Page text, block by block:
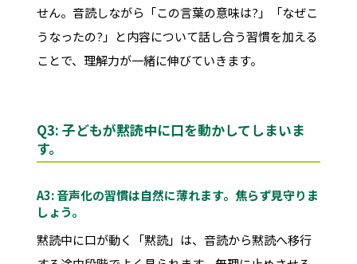
せん。音読しながら「この言葉の意味は?」「なぜこ
うなったの?」と内容について話し合う習慣を加える
ことで、理解力が一緒に伸びていきます。
Q3: 子どもが黙読中に口を動かしてしまいま
す。
A3: 音声化の習慣は自然に薄れます。焦らず見守りま
しょう。
黙読中に口が動く「黙読」は、音読から黙読へ移行